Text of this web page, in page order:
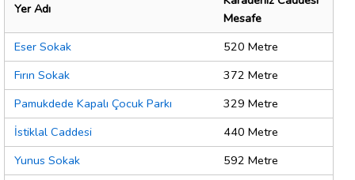
Yer Adı
Mesafe
Eser Sokak
520 Metre
Fırın Sokak
372 Metre
Pamukdede Kapalı Çocuk Parkı
329 Metre
İstiklal Caddesi
440 Metre
Yunus Sokak
592 Metre